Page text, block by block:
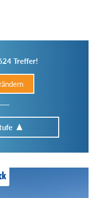
Treffer!